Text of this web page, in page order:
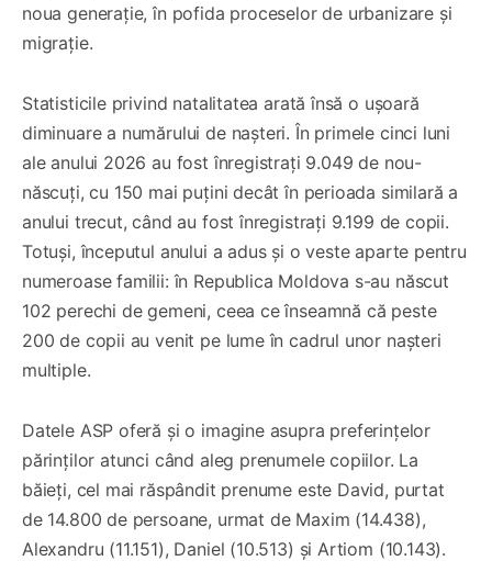
noua generație, în pofida proceselor de urbanizare și
migrație.
Statisticile privind natalitatea arată însă o ușoară
diminuare a numărului de nașteri. În primele cinci luni
ale anului 2026 au fost înregistrați 9.049 de nou-
născuți, cu 150 mai puțini decât în perioada similară a
anului trecut, când au fost înregistrați 9.199 de copii.
Totuși, începutul anului a adus și o veste aparte pentru
numeroase familii: în Republica Moldova s-au născut
102 perechi de gemeni, ceea ce înseamnă că peste
200 de copii au venit pe lume în cadrul unor nașteri
multiple.
Datele ASP oferă și o imagine asupra preferințelor
părinților atunci când aleg prenumele copiilor. La
băieți, cel mai răspândit prenume este David, purtat
de 14.800 de persoane, urmat de Maxim (14.438),
Alexandru (11.151), Daniel (10.513) și Artiom (10.143).